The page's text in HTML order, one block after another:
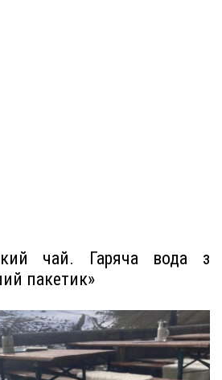
чай. Гаряча вода з
пакетик»